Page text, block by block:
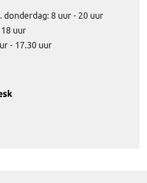
donderdag: 8 uur - 20 uur
uur
- 17.30 uur